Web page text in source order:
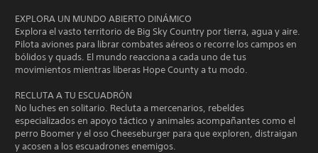
EXPLORA UN MUNDO ABIERTO DINÁMICO
Explora el vasto territorio de Big Sky Country por tierra, agua y aire.
Pilota aviones para librar combates aéreos o recorre los campos en
bólidos y quads. El mundo reacciona a cada uno de tus
movimientos mientras liberas Hope County a tu modo.
RECLUTA A TU ESCUADRÓN
No luches en solitario. Recluta a mercenarios, rebeldes
especializados en apoyo táctico y animales acompañantes como el
perro Boomer y el oso Cheeseburger para que exploren, distraigan
y acosen a los escuadrones enemigos.